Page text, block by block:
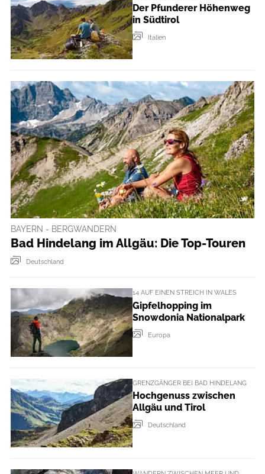
Der Pfunderer Höhenweg
in Südtirol
Italien
BAYERN - BERGWANDERN
Bad Hindelang im Allgäu: Die Top-Touren
Deutschland
14 AUF EINEN STREICH IN WALES
Gipfelhopping im
Snowdonia Nationalpark
Europa
GRENZGÄNGER BEI BAD HINDELANG
Hochgenuss zwischen
Allgäu und Tirol
Deutschland